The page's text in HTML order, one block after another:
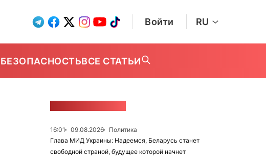
Войти RU
БЕЗОПАСНОСТЬВСЕ СТАТЬИ
16:01 09.08.2026
Политика
Глава МИД Украины: Надеемся, Беларусь станет
свободной страной, будущее которой начнет